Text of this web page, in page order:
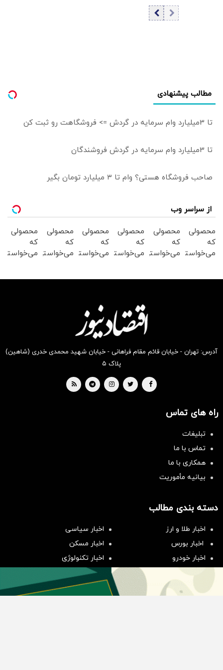
هم‌وزن
سرمایه گذاری
امروز یکشنبه ۱۸
مرداد ۱۴۰۵/ کاهش
مطالب پیشنهادی
تا 3میلیارد وام سرمایه در گردش => فروشگاهت رو ثبت کن
تا 3میلیارد وام سرمایه در گردش فروشندگان
صاحب فروشگاه هستی؟ وام تا ۳ میلیارد تومان بگیر
از سراسر وب
محصولی
که
می‌خواستی
محصولی
که
می‌خواستی
محصولی
که
می‌خواستی
بخر !
محصولی
که
می‌خواستی
بخر !
محصولی
که
می‌خواستی
محصولی
که
می‌خواستی
آدرس: تهران - خیابان قائم مقام فراهانی - خیابان شهید محمدی خدری (شاهین)
پلاک ۵
راه های تماس
تبلیغات
تماس با ما
همکاری با ما
بیانیه مأموریت
دسته بندی مطالب
اخبار طلا و ارز
اخبار سیاسی
اخبار بورس
اخبار مسکن
اخبار خودرو
اخبار تکنولوژی
اخبار اجتماعی
اخبار ارز دیجیتال
اخبار سایر رسانه‌‌ها